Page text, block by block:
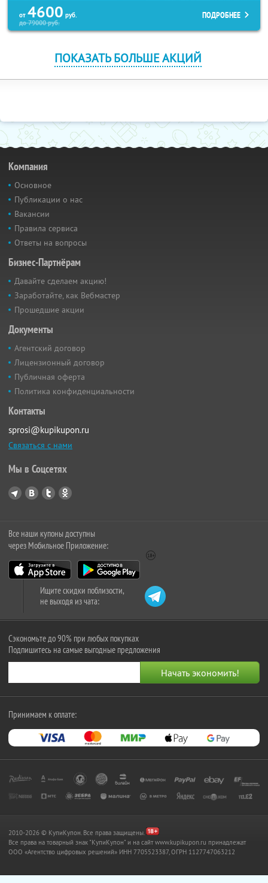
от 4600 руб.
до79000руб.
ПОДРОБНЕЕ
ПОКАЗАТЬ БОЛЬШЕ АКЦИЙ
Компания
Основное
Публикации о нас
Вакансии
Правила сервиса
Ответы на вопросы
Бизнес-Партнёрам
Давайте сделаем акцию!
Заработайте, как Вебмастер
Прошедшие акции
Документы
Агентский договор
Лицензионный договор
Публичная оферта
Политика конфиденциальности
Контакты
sprosi@kupikupon.ru
Связаться с нами
Мы в Соцсетях
Все наши купоны доступны
через Мобильное Приложение:
Ищите скидки поблизости,
не выходя из чата:
Сэкономьте до 90% при любых покупках
Подпишитесь на самые выгодные предложения
Принимаем к оплате:
2010-2026 © КупиКупон. Все права защищены.
Все права на товарный знак "КупиКупон" и на сайт www.kupikupon.ru принадлежат
OOO «Агентство цифровых решений» ИНН 7705523387, ОГРН 1127747063212